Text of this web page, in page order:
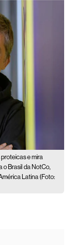
e mira
o Brasil da NotCo,
Latina (Foto: